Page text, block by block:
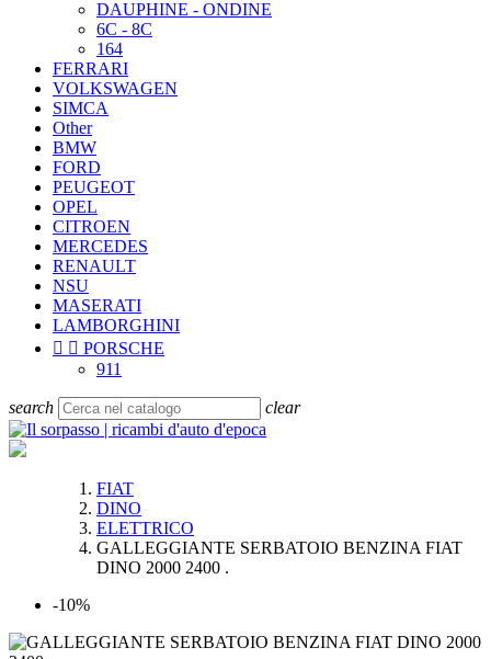
DAUPHINE - ONDINE
6C - 8C
164
FERRARI
VOLKSWAGEN
SIMCA
Other
BMW
FORD
PEUGEOT
OPEL
CITROEN
MERCEDES
RENAULT
NSU
MASERATI
LAMBORGHINI
  PORSCHE
911
search clear
FIAT
DINO
ELETTRICO
GALLEGGIANTE SERBATOIO BENZINA FIAT
DINO 2000 2400 .
-10%